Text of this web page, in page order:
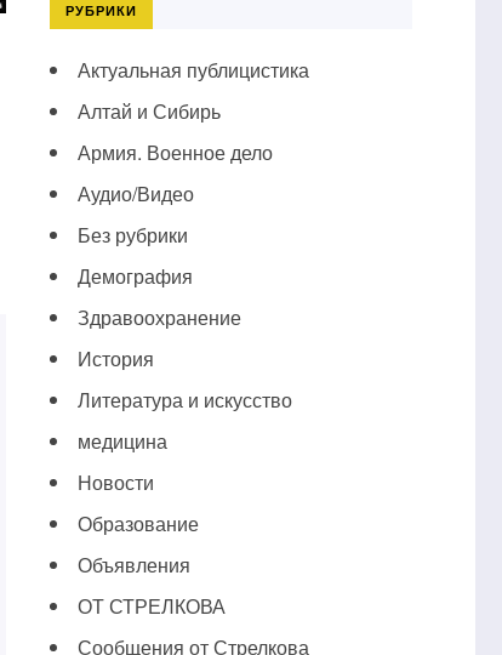
РУБРИКИ
Актуальная публицистика
Алтай и Сибирь
Армия. Военное дело
Аудио/Видео
Без рубрики
Демография
Здравоохранение
История
Литература и искусство
медицина
Новости
Образование
Объявления
ОТ СТРЕЛКОВА
Сообщения от Стрелкова